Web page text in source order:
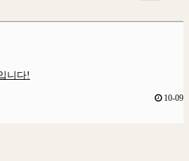
니다!
10-09